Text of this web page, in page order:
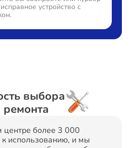
устройство с
выбора
ремонта
более 3 000
к использованию, и мы